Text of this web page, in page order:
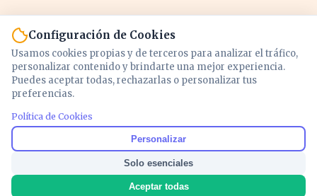
Noticias y análisis de economía, mercados,
inversión y política. Información actualizada
para entender lo que mueve tu dinero y tu
país.
Configuración de Cookies
Usamos cookies propias y de terceros para analizar el tráfico,
personalizar contenido y brindarte una mejor experiencia.
Puedes aceptar todas, rechazarlas o personalizar tus
preferencias.
Política de Cookies
Personalizar
Solo esenciales
Aceptar todas